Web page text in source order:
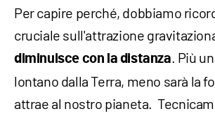
Per capire perché, dobbiamo
cruciale sull'attrazione
diminuisce con la distanza. Più
lontano dalla Terra, meno sarà la
attrae al nostro pianeta.